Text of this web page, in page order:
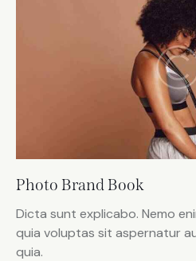
Photo Brand Book
Dicta sunt explicabo. Nemo
quia voluptas sit aspernatur
quia.